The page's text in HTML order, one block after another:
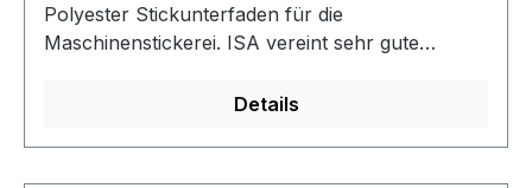
Polyester Stickunterfaden für die
Maschinenstickerei. ISA vereint sehr gute
großem Spurfassungsvermögen. Bis 60 C
Details